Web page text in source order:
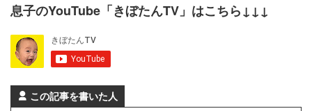
息子のYouTube「きぼたんTV」はこちら↓↓↓
この記事を書いた人